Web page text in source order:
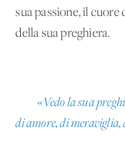
sua passione, il cuore
della sua preghiera.
«Vedo la sua
di amore, di meraviglia,